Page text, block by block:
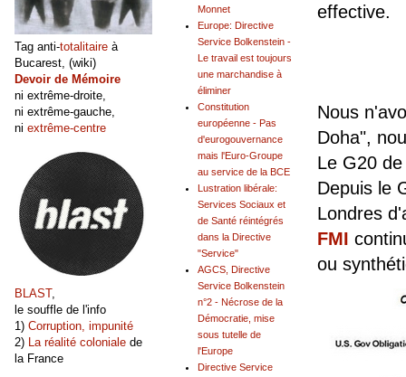
effective.
Nous
Doha",
Le G20
Depuis le
Londres
FMI
ou
Monnet
Europe: Directive
Service Bolkenstein -
Le travail est toujours
une marchandise à
éliminer
Constitution
européenne - Pas
d'eurogouvernance
mais l'Euro-Groupe
au service de la BCE
Lustration libérale:
Services Sociaux et
de Santé réintégrés
dans la Directive
"Service"
AGCS, Directive
Service Bolkenstein
n°2 - Nécrose de la
Démocratie, mise
sous tutelle de
l'Europe
Directive Service
Tag anti-totalitaire à
Bucarest, (wiki)
Devoir de Mémoire
ni extrême-droite,
ni extrême-gauche,
ni extrême-centre
BLAST,
le souffle de l'info
1) Corruption, impunité
2) La réalité coloniale de
la France